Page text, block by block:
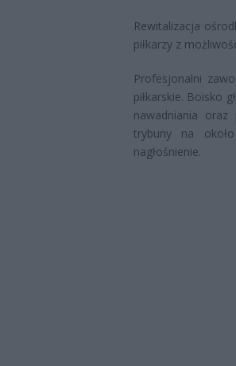
Rewitalizacja
piłkarzy z
Profesjonalni
piłkarskie. Boisko
nawadniania oraz
trybuny na
nagłośnienie.